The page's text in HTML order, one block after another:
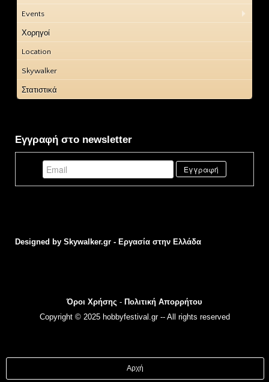
Events
Χορηγοί
Location
Skywalker
Στατιστικά
Εγγραφή στο newsletter
Designed by Skywalker.gr - Εργασία στην Ελλάδα
Όροι Χρήσης - Πολιτική Απορρήτου
Copyright © 2025 hobbyfestival.gr -- All rights reserved
Αρχή